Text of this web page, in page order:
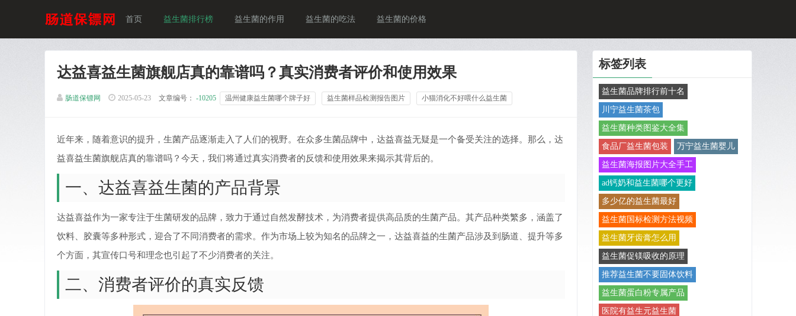
首页 益生菌排行榜 益生菌的作用 益生菌的吃法 益生菌的价格
达益喜益生菌旗舰店真的靠谱吗？真实消费者评价和使用效果
肠道保镖网 2025-05-23 文章编号： -10205 温州健康益生菌哪个牌子好 益生菌样品检测报告图片 小猫消化不好喂什么益生菌
近年来，随着意识的提升，生菌产品逐渐走入了人们的视野。在众多生菌品牌中，达益喜益无疑是一个备受关注的选择。那么，达
益喜益生菌旗舰店真的靠谱吗？今天，我们将通过真实消费者的反馈和使用效果来揭示其背后的。
一、达益喜益生菌的产品背景
达益喜益作为一家专注于生菌研发的品牌，致力于通过自然发酵技术，为消费者提供高品质的生菌产品。其产品种类繁多，涵盖了
饮料、胶囊等多种形式，迎合了不同消费者的需求。作为市场上较为知名的品牌之一，达益喜益的生菌产品涉及到肠道、提升等多
个方面，其宣传口号和理念也引起了不少消费者的关注。
二、消费者评价的真实反馈
标签列表
益生菌品牌排行前十名
川宁益生菌茶包
益生菌种类图鉴大全集
食品厂益生菌包装 万宁益生菌婴儿
益生菌海报图片大全手工
ad钙奶和益生菌哪个更好
多少亿的益生菌最好
益生菌国标检测方法视频
益生菌牙齿膏怎么用
益生菌促镁吸收的原理
推荐益生菌不要固体饮料
益生菌蛋白粉专属产品
医院有益生元益生菌